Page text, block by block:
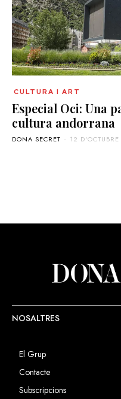
CULTURA I ART
Especial Oci: Una
cultura andorrana
DONA SECRET - 12
NOSALTRES
El Grup
Contacte
Subscripcions